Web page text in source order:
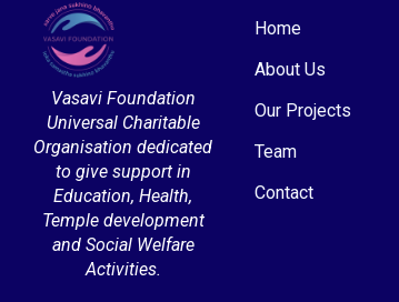
Vasavi Foundation
Universal Charitable
Organisation dedicated
to give support in
Education, Health,
Temple development
and Social Welfare
Activities.
Home
About Us
Our Projects
Team
Contact